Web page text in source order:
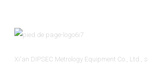
Xi'an DIPSEC Metrology Equipment Co., Ltd.,